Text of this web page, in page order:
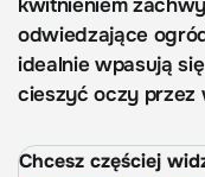
kwitnieniem
odwiedzające
idealnie wpasują
cieszyć oczy przez
Chcesz częściej